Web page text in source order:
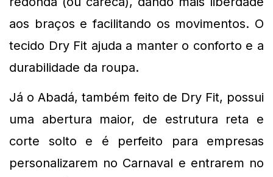
aos braços e facilitando os movimentos. O
tecido Dry Fit ajuda a manter o conforto e a
durabilidade da roupa.
Já o Abadá, também feito de Dry Fit, possui
uma abertura maior, de estrutura reta e
corte solto e é perfeito para empresas
personalizarem no Carnaval e entrarem no